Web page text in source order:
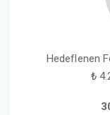
Hedeflenen
₺